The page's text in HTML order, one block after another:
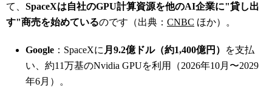
て、 SpaceXは自社のGPU計算資源を他のAI企業に"貸し出
す"商売を始めているのです（出典： CNBC ほか）。
Google ：SpaceXに 月9.2億ドル（約1,400億円）
を支払
い、約11万基のNvidia GPUを利用（2026年10月〜2029
年6月）。